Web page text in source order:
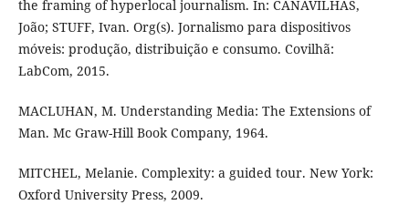
the framing of hyperlocal journalism. In: CANAVILHAS,
João; STUFF, Ivan. Org(s). Jornalismo para dispositivos
móveis: produção, distribuição e consumo. Covilhã:
LabCom, 2015.
MACLUHAN, M. Understanding Media: The Extensions of
Man. Mc Graw-Hill Book Company, 1964.
MITCHEL, Melanie. Complexity: a guided tour. New York:
Oxford University Press, 2009.